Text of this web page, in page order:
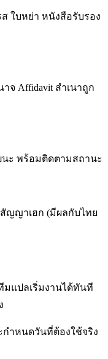
ใบหย่า หนังสือรับรอง
จ Affidavit สำเนาถูก
ะ พร้อมติดตามสถานะ
ญญาเฮก (มีผลกับไทย
มแปลเริ่มงานได้ทันที
ำหนดวันที่ต้องใช้จริง